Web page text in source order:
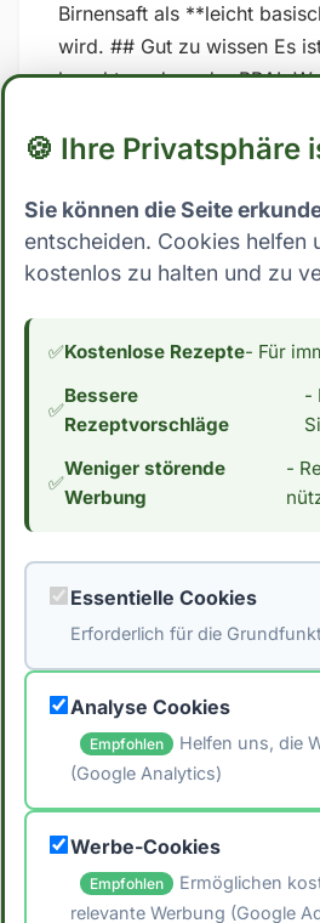
Birnensaft als **leicht
wird. ## Gut zu wissen Es
beachten, dass der PRAL-
stark variieren können, je
Berechnungen verwendet
kann auch die Art und
auf Lebensmittel reagiert,
besten, sich auf eine
konzentrieren und nicht
diese Formeln zu verlassen.
Daten stammen aus der
Nährwertdatenbank]
Fehler wird keine Haftung
immer verschiedene Quellen
konsultiere einen Arzt oder
um individuelle
🖨️ Artikel
🍪 Ihre Privatsphäre
Sie können die Seite
entscheiden. Cookies helfen
kostenlos zu halten und zu
✅Kostenlose Rezepte- Für
✅
Bessere
Rezeptvorschläge
-
✅
Weniger störende
Werbung
-
Essentielle Cookies
Erforderlich für die
Analyse Cookies
Empfohlen
Helfen uns, die
(Google Analytics)
Werbe-Cookies
Empfohlen
Ermöglichen
relevante Werbung (Google